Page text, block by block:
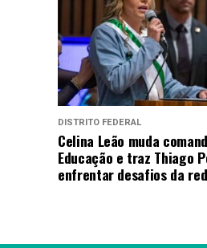
DISTRITO FEDERAL
Celina Leão muda
Educação e traz Thiago
enfrentar desafios da